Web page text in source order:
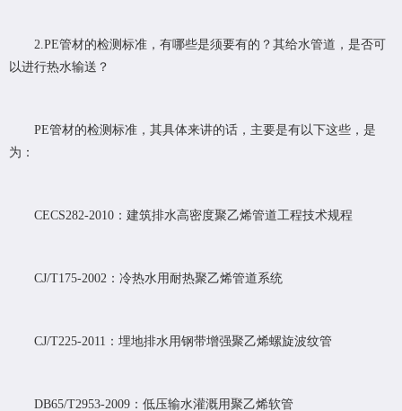
2.PE管材的检测标准，有哪些是须要有的？其给水管道，是否可
以进行热水输送？
PE管材的检测标准，其具体来讲的话，主要是有以下这些，是
为：
CECS282-2010：建筑排水高密度聚乙烯管道工程技术规程
CJ/T175-2002：冷热水用耐热聚乙烯管道系统
CJ/T225-2011：埋地排水用钢带增强聚乙烯螺旋波纹管
DB65/T2953-2009：低压输水灌溉用聚乙烯软管